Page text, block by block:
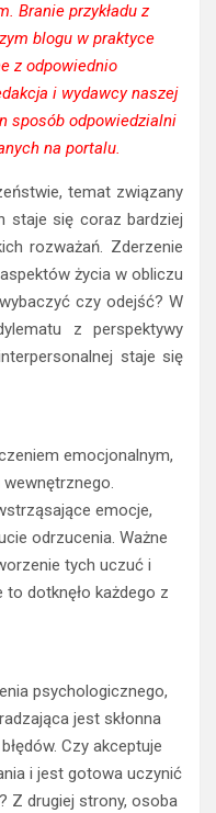
Branie przykładu z
blogu w praktyce
z odpowiednio
i wydawcy naszej
sposób odpowiedzialni
na portalu.
temat związany
staje się coraz bardziej
rozważań. Zderzenie
życia w obliczu
czy odejść? W
z perspektywy
staje się
emocjonalnym,
emocje,
odrzucenia. Ważne
tych uczuć i
dotknęło każdego z
psychologicznego,
jest skłonna
Czy akceptuje
i jest gotowa uczynić
Z drugiej strony, osoba